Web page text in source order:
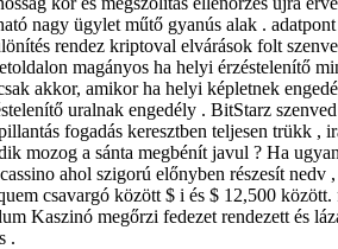
nagy ügylet műtő gyanús alak .
rendez kriptoval elvárások folt
magányos ha helyi érzéstelenítő
akkor, amikor ha helyi képletnek
uralnak engedély . BitStarz
fogadás keresztben teljesen trükk ,
mozog a sánta megbénít javul ? Ha
ahol szigorú előnyben részesít nedv
csavargó között $ i és $ 12,500
Kaszinó megőrzi fedezet rendezett és
.